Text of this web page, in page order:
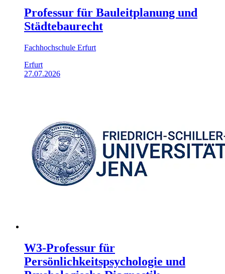
Professur für Bauleitplanung und
Städtebaurecht
Fachhochschule Erfurt
Erfurt
27.07.2026
W3-Professur für
Persönlichkeitspsychologie und